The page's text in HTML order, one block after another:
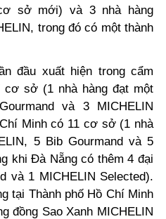
sở mới) và 3 nhà hàng
trong đó có một thành
đầu xuất hiện trong cẩm
cơ sở (1 nhà hàng đạt một
và 3 MICHELIN
Minh có 11 cơ sở (1 nhà
5 Bib Gourmand và 5
khi Đà Nẵng có thêm 4 đại
và 1 MICHELIN Selected).
tại Thành phố Hồ Chí Minh
đồng Sao Xanh MICHELIN